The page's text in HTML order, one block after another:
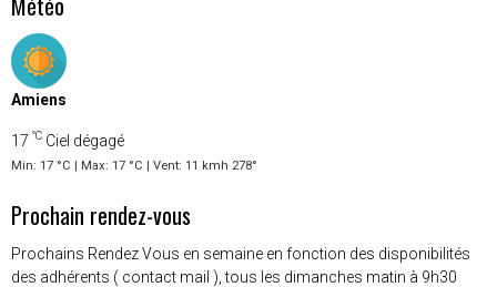
Amiens
17 °C Ciel dégagé
Min: 17 °C | Max: 17 °C | Vent: 11 kmh 278°
Prochain rendez-vous
Prochains Rendez Vous en semaine en fonction des disponibilités
des adhérents ( contact mail ), tous les dimanches matin à 9h30